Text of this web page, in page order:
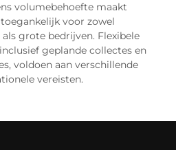
volumebehoefte maakt
voor zowel
grote bedrijven. Flexibele
geplande collectes en
voldoen aan verschillende
vereisten.